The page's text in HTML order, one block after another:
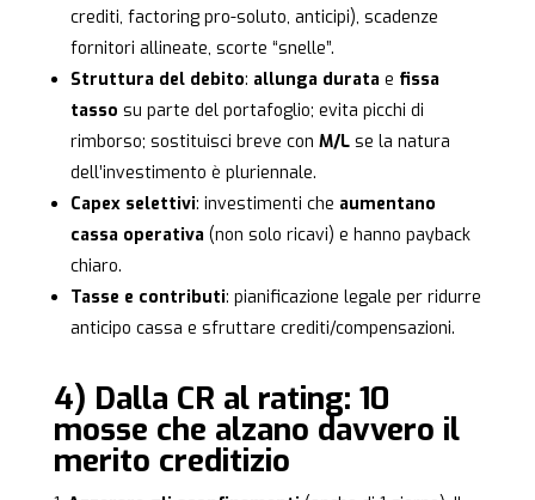
crediti, factoring pro-soluto, anticipi), scadenze
fornitori allineate, scorte “snelle”.
Struttura del debito: allunga durata e fissa
tasso su parte del portafoglio; evita picchi di
rimborso; sostituisci breve con M/Lse la natura
dell’investimento è pluriennale.
Capex selettivi: investimenti che aumentano
cassa operativa (non solo ricavi) e hanno payback
chiaro.
Tasse e contributi: pianificazione legale per ridurre
anticipo cassa e sfruttare crediti/compensazioni.
4) Dalla CR al rating: 10
mosse che alzano davvero il
merito creditizio